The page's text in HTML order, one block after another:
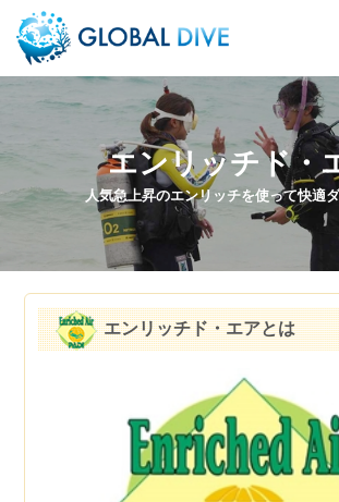
人気急上昇のエンリッチを使って快適
エンリッチド・
エンリッチド・エアとは